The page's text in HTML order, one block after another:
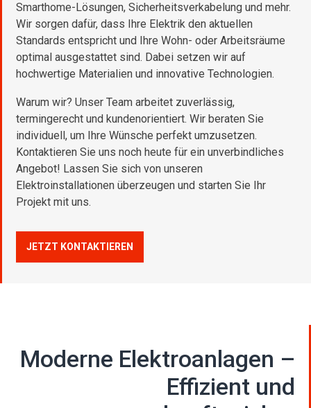
Smarthome-Lösungen, Sicherheitsverkabelung und mehr.
Wir sorgen dafür, dass Ihre Elektrik den aktuellen
Standards entspricht und Ihre Wohn- oder Arbeitsräume
optimal ausgestattet sind. Dabei setzen wir auf
hochwertige Materialien und innovative Technologien.
Warum wir? Unser Team arbeitet zuverlässig,
termingerecht und kundenorientiert. Wir beraten Sie
individuell, um Ihre Wünsche perfekt umzusetzen.
Kontaktieren Sie uns noch heute für ein unverbindliches
Angebot! Lassen Sie sich von unseren
Elektroinstallationen überzeugen und starten Sie Ihr
Projekt mit uns.
JETZT KONTAKTIEREN
Moderne Elektroanlagen –
Effizient und